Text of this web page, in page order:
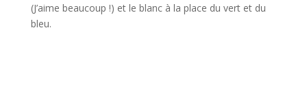
(J’aime beaucoup !) et le blanc à la place du vert et du
bleu.